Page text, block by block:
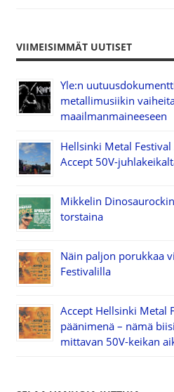
VIIMEISIMMÄT UUTISET
Yle:n
metallimusiikin
maailmanmaineeseen
Hellsinki Metal
Accept 50V-
Mikkelin
torstaina
Näin paljon porukkaa
Festivalilla
Accept Hellsinki Metal
päänimenä – nämä
mittavan 50V-keikan